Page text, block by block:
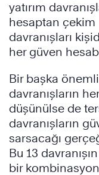
yatırım
hesaptan çekim
davranışları
her güven
Bir başka
davranışların
düşünülse de
davranışların
sarsacağı
Bu 13
bir